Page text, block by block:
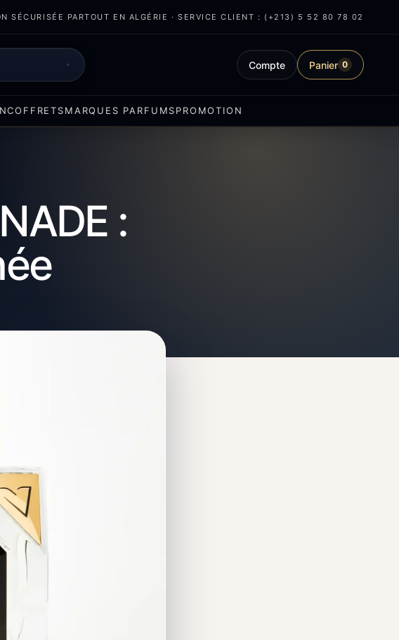
SÉCURISÉE PARTOUT EN ALGÉRIE · SERVICE CLIENT : (+213) 5 52 80 78 02
Compte Panier 0
COFFRETSMARQUES PARFUMSPROMOTION
: